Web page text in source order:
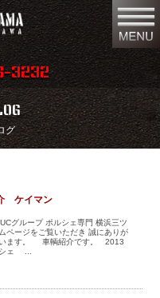
3232
情報
販売
グ
ケイマン
グループ ポルシェ専門 横浜三ツ
ページをご覧いただき 誠にありが
います。 車輌紹介です。 2013
ェ ...